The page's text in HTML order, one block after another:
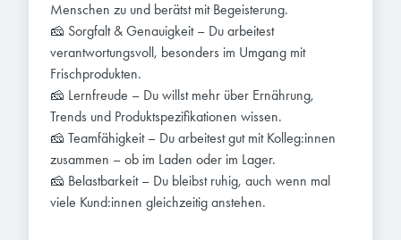
Menschen zu und berätst mit Begeisterung.
🧀 Sorgfalt & Genauigkeit – Du arbeitest
verantwortungsvoll, besonders im Umgang mit
Frischprodukten.
🧀 Lernfreude – Du willst mehr über Ernährung,
Trends und Produktspezifikationen wissen.
🧀 Teamfähigkeit – Du arbeitest gut mit Kolleg:innen
zusammen – ob im Laden oder im Lager.
🧀 Belastbarkeit – Du bleibst ruhig, auch wenn mal
viele Kund:innen gleichzeitig anstehen.